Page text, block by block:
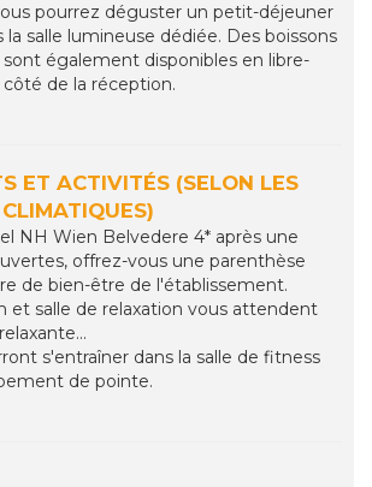
pourrez déguster un petit-déjeuner
la salle lumineuse dédiée. Des boissons
également disponibles en libre-
de la réception.
ET ACTIVITÉS (SELON LES
NH Wien Belvedere 4* après une
offrez-vous une parenthèse
de bien-être de l'établissement.
et salle de relaxation vous attendent
s'entraîner dans la salle de fitness
de pointe.